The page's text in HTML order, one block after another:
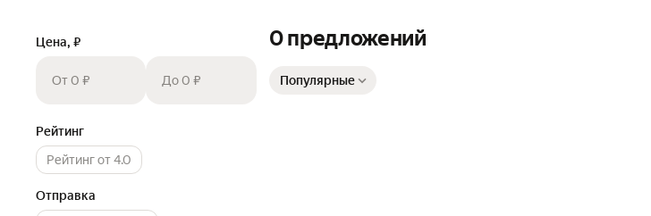
Цена, ₽
От 0 ₽ До 0 ₽
Рейтинг
Рейтинг от 4.0
Отправка
0 предложений
Популярные